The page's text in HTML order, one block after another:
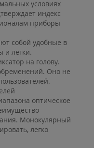
условиях
индекс
приборы
собой удобные в
и легки.
на голову.
Оно не
оптическое
Монокулярный
легко